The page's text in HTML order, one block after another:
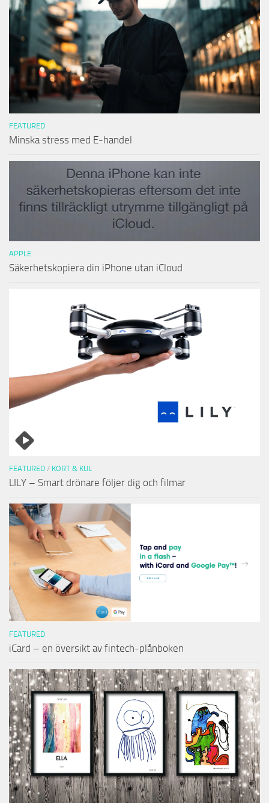
FEATURED
Minska stress med E-handel
APPLE
Säkerhetskopiera din iPhone utan iCloud
FEATURED / KORT & KUL
LILY – Smart drönare följer dig och filmar
FEATURED
iCard – en översikt av fintech-plånboken